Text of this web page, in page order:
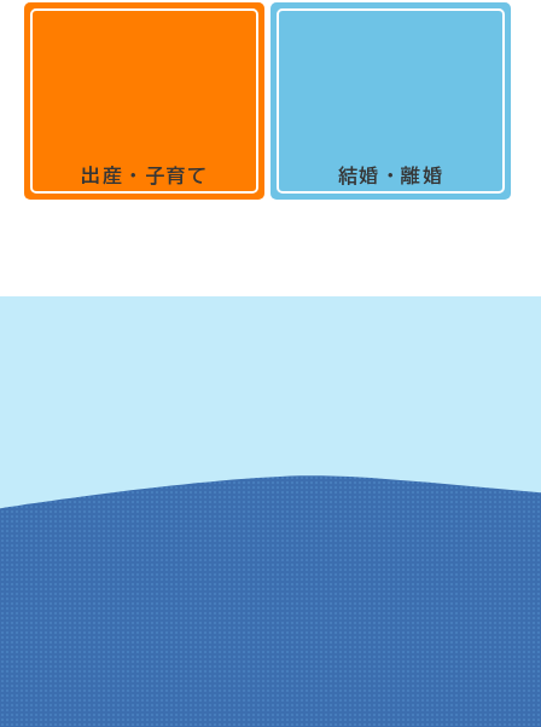
出産・子育て 結婚・離婚